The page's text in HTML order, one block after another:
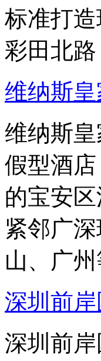
标准打
彩田北
维纳斯
维纳斯
假型酒
的宝安
紧邻广
山、广
深圳前
深圳前